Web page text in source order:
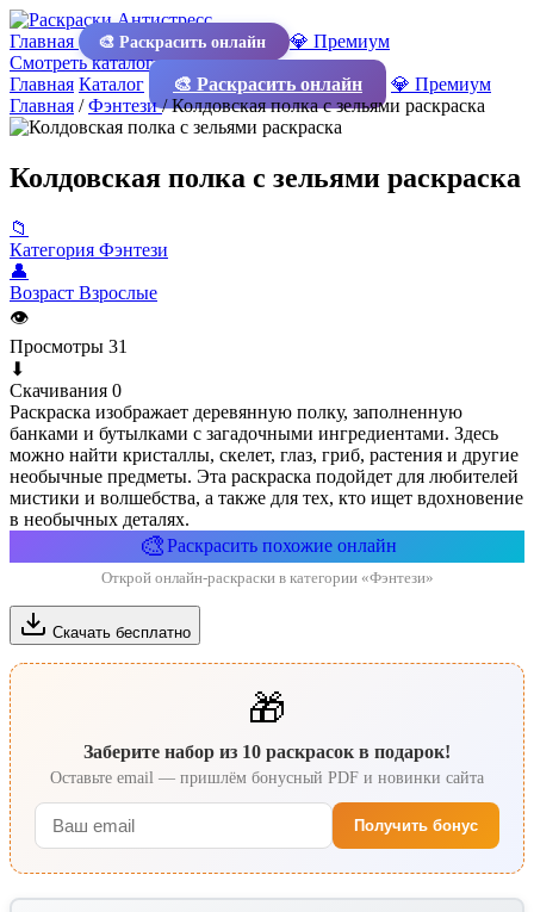
Главная 🎨 Раскрасить онлайн
💎 Премиум
Смотреть каталог
Главная Каталог 🎨 Раскрасить онлайн
💎 Премиум
Главная /Фэнтези/Колдовская полка с зельями раскраска
Колдовская полка с зельями раскраска
📁
Категория Фэнтези
👤
Возраст Взрослые
👁
Просмотры 31
⬇
Скачивания 0
Раскраска изображает деревянную полку, заполненную
банками и бутылками с загадочными ингредиентами. Здесь
можно найти кристаллы, скелет, глаз, гриб, растения и другие
необычные предметы. Эта раскраска подойдет для любителей
мистики и волшебства, а также для тех, кто ищет вдохновение
в необычных деталях.
🎨Раскрасить похожие онлайн
Открой онлайн-раскраски в категории «Фэнтези»
Скачать бесплатно
🎁
Заберите набор из 10 раскрасок в подарок!
Оставьте email — пришлём бонусный PDF и новинки сайта
Получить бонус